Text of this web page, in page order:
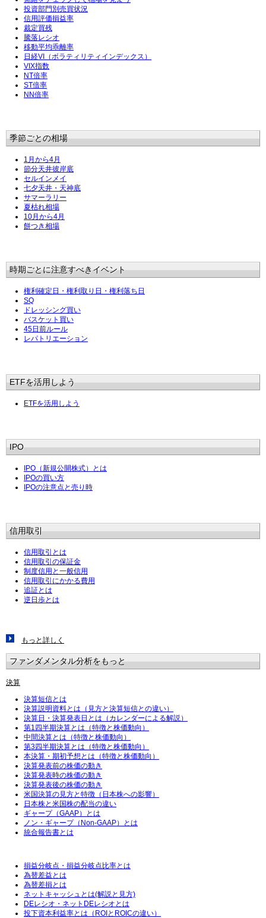
投資部門別売買状況
信用評価損益率
裁定買残
騰落レシオ
移動平均乖離率
日経VI（ボラティリティインデックス）
VIX指数
NT倍率
ST倍率
NN倍率
季節ごとの相場
1月から4月
節分天井彼岸底
セルインメイ
七夕天井・天神底
サマーラリー
夏枯れ相場
10月から4月
餅つき相場
時期ごとに注意すべきイベント
権利確定日・権利取り日・権利落ち日
SQ
ドレッシング買い
バスケット買い
45日前ルール
レパトリエーション
ETFを活用しよう
ETFを活用しよう
IPO
IPO（新規公開株式）とは
IPOの買い方
IPOの注意点と売り時
信用取引
信用取引とは
信用取引の保証金
制度信用と一般信用
信用取引にかかる費用
追証とは
逆日歩とは
もっと詳しく
ファンダメンタル分析をもっと
決算
決算短信とは
決算説明資料とは（見方と決算短信との違い）
決算日・決算発表日とは（カレンダーによる解説）
第1四半期決算とは（特徴と株価動向）
中間決算とは（特徴と株価動向）
第3四半期決算とは（特徴と株価動向）
本決算・期初予想とは（特徴と株価動向）
決算発表前の株価の動き
決算発表時の株価の動き
決算発表後の株価の動き
米国決算の見方と特徴（日本株への影響）
日本株と米国株の配当の違い
ギャープ（GAAP）とは
ノン・ギャープ（Non-GAAP）とは
統合報告書とは
損益分岐点・損益分岐点比率とは
為替差益とは
為替差損とは
ネットキャッシュとは(解説と見方)
DEレシオ・ネットDEレシオとは
投下資本利益率とは（ROIとROICの違い）